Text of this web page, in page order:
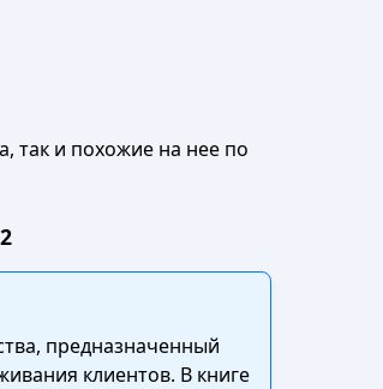
так и похожие на нее по
предназначенный
клиентов. В книге